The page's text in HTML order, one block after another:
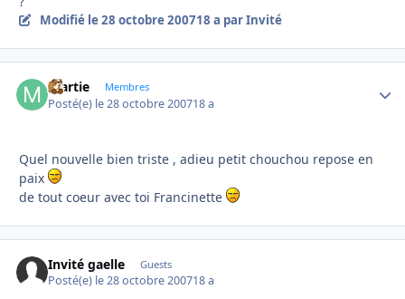
Modifié le 28 octobre 200718 a par Invité
martie Membres
Posté(e) le 28 octobre 200718 a
Quel nouvelle bien triste , adieu petit chouchou repose en
paix
de tout coeur avec toi Francinette
Invité gaelle Guests
Posté(e) le 28 octobre 200718 a